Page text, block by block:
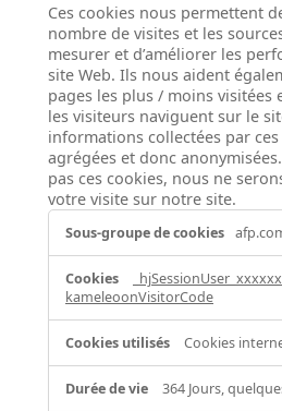
Ces cookies nous permettent
nombre de visites et les
mesurer et d’améliorer les
site Web. Ils nous aident
pages les plus / moins visitées
les visiteurs naviguent sur le
informations collectées par
agrégées et donc
pas ces cookies, nous ne
votre visite sur notre site.
Cookies
de
performance
_hjSessionUser_xxxxxx
kameleoonVisitorCode
Cookies
364 Jours,